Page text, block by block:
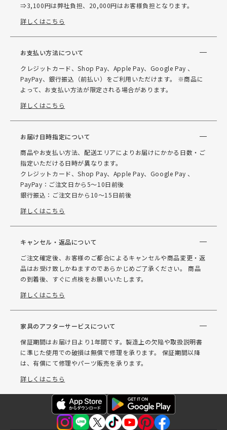
⇒3,100円は弊社負担、20,000円はお客様負担となります。
詳しくはこちら
お支払い方法について
クレジットカード、Shop Pay、Apple Pay、Google Pay 、
PayPay、銀行振込（前払い）をご利用いただけます。 ※商品に
よって、お支払い方法が限定される場合があります。
詳しくはこちら
お届け日時指定について
商品やお支払い方法、配送エリアによりお届けにかかる日数・ご
指定いただける日時が異なります。
クレジットカード、Shop Pay、Apple Pay、Google Pay 、
PayPay：ご注文日から5～10日前後
銀行振込：ご注文日から10～15日前後
詳しくはこちら
キャンセル・返品について
ご注文確定後、お客様のご都合によるキャンセルや商品変更・返
品はお受け致しかねますのであらかじめご了承ください。 商品
の到着後、すぐに点検をお願いいたします。
詳しくはこちら
家具のアフターサービスについて
保証期間はお届け日より1年間です。製造上の欠陥や取扱説明書
に準じた使用での破損は無償で修理を承ります。 保証期間以降
は、有償にて修理やパーツ販売を承ります。
詳しくはこちら